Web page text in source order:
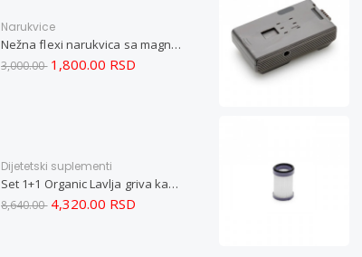
Narukvice
Nežna flexi narukvica sa magnetima i elementima u boji zlata i bakrom M
3,000.00 1,800.00 RSD
Dijetetski suplementi
Set 1+1 Organic Lavlja griva kapsule -Hericium ekstrakt 60
8,640.00 4,320.00 RSD